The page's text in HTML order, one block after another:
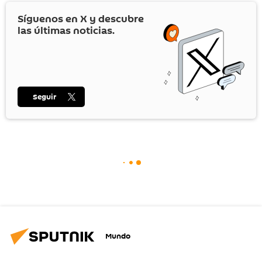
Síguenos en X y descubre
las últimas noticias.
Seguir
Mundo